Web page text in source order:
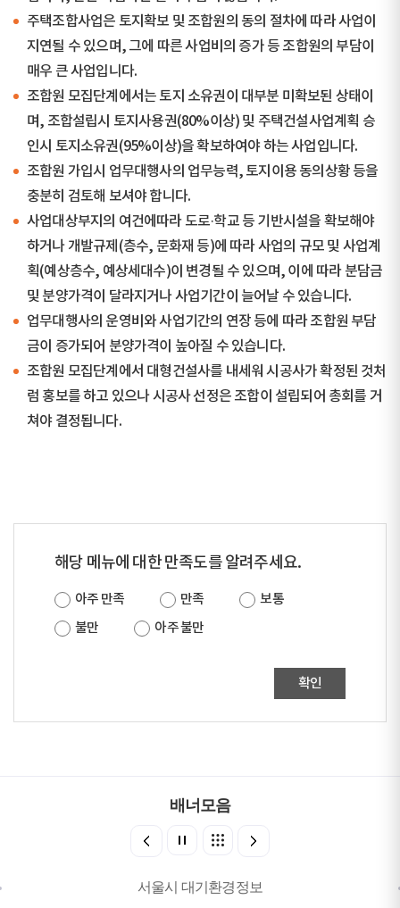
주택조합사업은 토지확보 및 조합원의 동의 절차에 따라 사업이
지연될 수 있으며, 그에 따른 사업비의 증가 등 조합원의 부담이
매우 큰 사업입니다.
조합원 모집단계에서는 토지 소유권이 대부분 미확보된 상태이
며, 조합설립시 토지사용권(80%이상) 및 주택건설사업계획 승
인시 토지소유권(95%이상)을 확보하여야 하는 사업입니다.
조합원 가입시 업무대행사의 업무능력, 토지이용 동의상황 등을
충분히 검토해 보셔야 합니다.
사업대상부지의 여건에따라 도로·학교 등 기반시설을 확보해야
하거나 개발규제(층수, 문화재 등)에 따라 사업의 규모 및 사업계
획(예상층수, 예상세대수)이 변경될 수 있으며, 이에 따라 분담금
및 분양가격이 달라지거나 사업기간이 늘어날 수 있습니다.
업무대행사의 운영비와 사업기간의 연장 등에 따라 조합원 부담
금이 증가되어 분양가격이 높아질 수 있습니다.
조합원 모집단계에서 대형건설사를 내세워 시공사가 확정된 것처
럼 홍보를 하고 있으나 시공사 선정은 조합이 설립되어 총회를 거
쳐야 결정됩니다.
해당 메뉴에 대한 만족도를 알려주세요.
아주 만족 만족
보통
불만
아주 불만
확인
배너모음
서울시 대기환경정보